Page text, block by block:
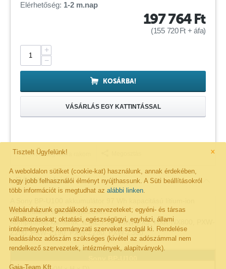
×
Tisztelt Ügyfelünk!
A weboldalon sütiket (cookie-kat) használunk, annak érdekében,
hogy jobb felhasználói élményt nyújthassunk. A Süti beállításokról
több információt is megtudhat az alábbi linken
Webáruházunk gazdálkodó szervezeteket; egyéni- és társas
vállalkozásokat; oktatási, egészségügyi, egyházi, állami
intézményeket; kormányzati szerveket szolgál ki. Rendelése
leadásához adószám szükséges (kivétel az adószámmal nem
rendelkező szervezetek, intézmények, alapítványok).
Gaia-Team Kft.
Elérhetőség: 1-2 m.nap
197 764Ft
(155 720Ft + áfa)
+
−
KOSÁRBA!
VÁSÁRLÁS EGY KATTINTÁSSAL
Kivánságlistára rakom
Részletes leírás
akkumulátor töltöttségjelzővel.
Kompatibilis kamerák: ILME-FX6, PXW-FX9, HXR-NX800, PXW-
Z200, PXW-Z190, PXW-Z280, PXW-Z300...